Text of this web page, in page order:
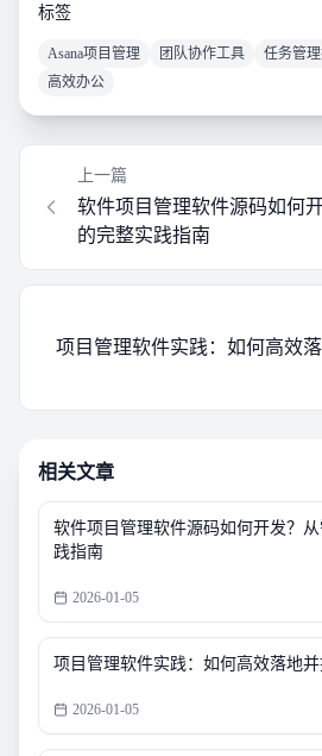
标签
Asana项目管理 团队协作工具 任务管
高效办公
上一篇
软件项目管理软件源码如何
的完整实践指南
项目管理软件实践：如何高效
相关文章
软件项目管理软件源码如何开发？
践指南
2026-01-05
项目管理软件实践：如何高效落地并
2026-01-05